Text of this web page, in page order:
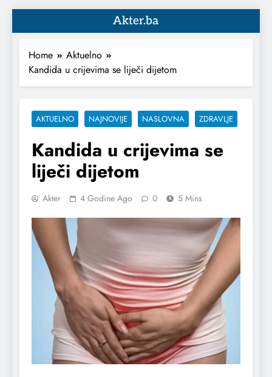
Akter.ba
Home
Aktuelno
Kandida u crijevima se liječi dijetom
AKTUELNO NAJNOVIJE NASLOVNA ZDRAVLJE
Kandida u crijevima se
liječi dijetom
Akter 4 Godine Ago 0 5 Mins